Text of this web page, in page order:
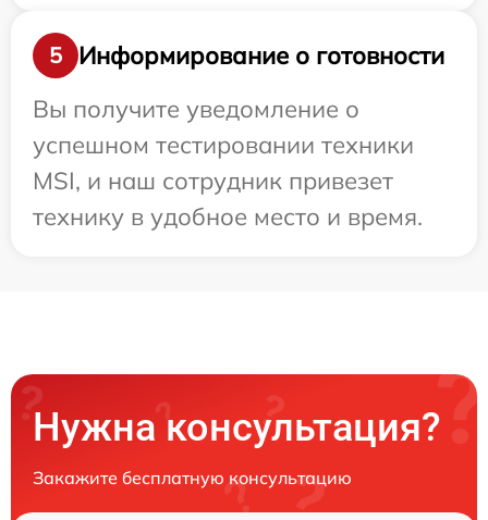
5
Информирование о готовности
Вы получите уведомление о
успешном тестировании техники
MSI, и наш сотрудник привезет
технику в удобное место и время.
Нужна консультация?
Закажите бесплатную консультацию